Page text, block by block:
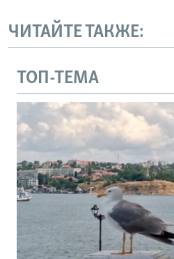
ЧИТАЙТЕ ТАКЖЕ:
ТОП-ТЕМА